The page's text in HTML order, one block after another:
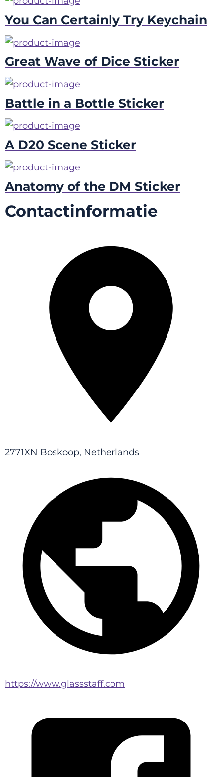
You Can Certainly Try Keychain
Great Wave of Dice Sticker
Battle in a Bottle Sticker
A D20 Scene Sticker
Anatomy of the DM Sticker
Contactinformatie
2771XN Boskoop, Netherlands
https://www.glassstaff.com